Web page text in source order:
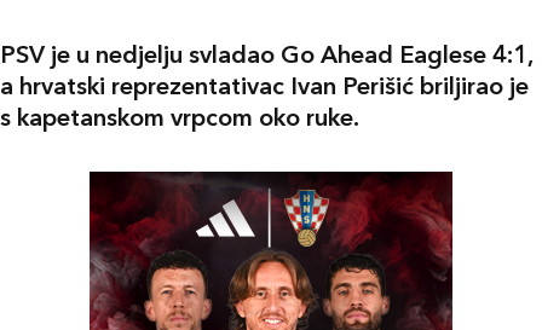
PSV je u nedjelju svladao Go Ahead Eaglese 4:1,
a hrvatski reprezentativac Ivan Perišić briljirao je
s kapetanskom vrpcom oko ruke.